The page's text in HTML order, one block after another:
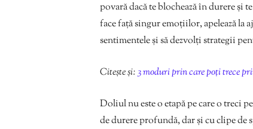
povară dacă te blochează în durere și
face față singur emoțiilor, apelează la
sentimentele și să dezvolți strategii
Citește și:3 moduri prin care poți trece
Doliul nu este o etapă pe care o treci
de durere profundă, dar și cu clipe